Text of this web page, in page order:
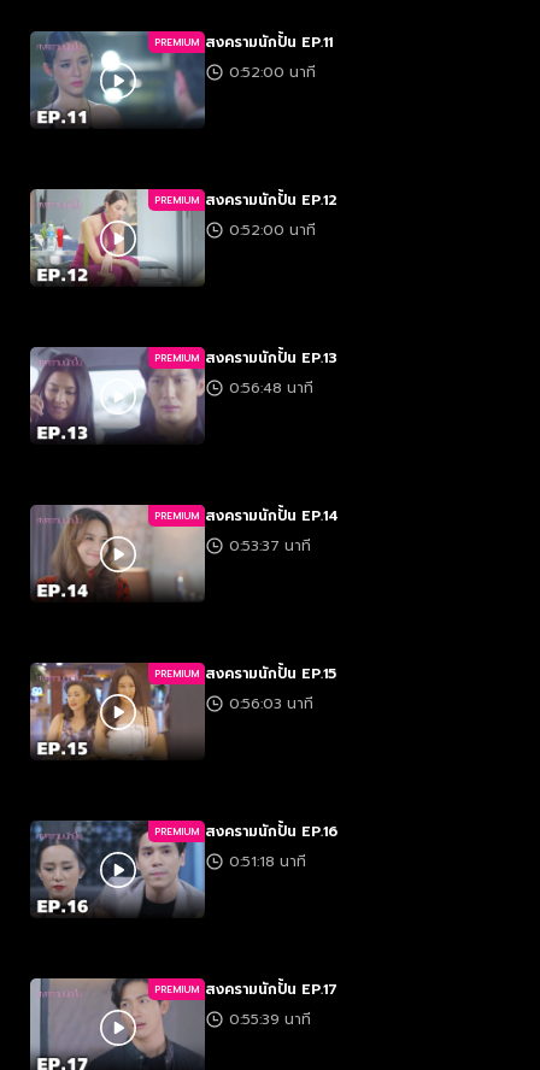
PREMIUM สงครามนักปั้น EP.11
0:52:00 นาที
PREMIUM สงครามนักปั้น EP.12
0:52:00 นาที
PREMIUM สงครามนักปั้น EP.13
0:56:48 นาที
PREMIUM สงครามนักปั้น EP.14
0:53:37 นาที
PREMIUM สงครามนักปั้น EP.15
0:56:03 นาที
PREMIUM สงครามนักปั้น EP.16
0:51:18 นาที
PREMIUM สงครามนักปั้น EP.17
0:55:39 นาที